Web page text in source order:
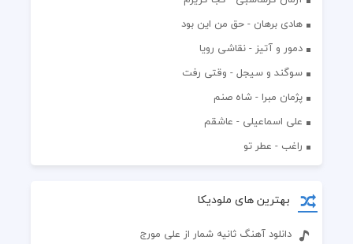
هادی برهان - حق من این بود
دمور و آتیز - نقاشی رویا
سوگند و سیجل - وقتی رفت
پژمان مبرا - شاه صنم
علی اسماعیلی - عاشقم
راغب - عطر تو
بهترین های ملودیکا
دانلود آهنگ ثانیه شمار از علی مورج